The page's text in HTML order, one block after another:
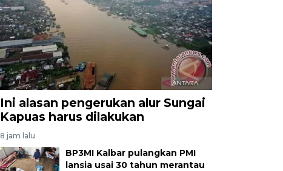
Ini alasan pengerukan alur Sungai
Kapuas harus dilakukan
8 jam lalu
BP3MI Kalbar pulangkan PMI
lansia usai 30 tahun merantau